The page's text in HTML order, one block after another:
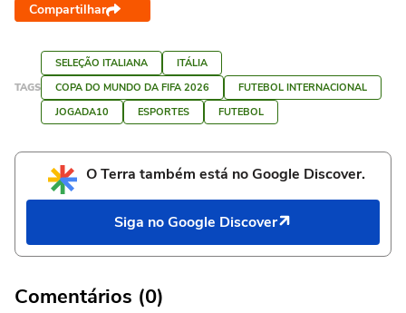
Compartilhar
TAGS
SELEÇÃO ITALIANA
ITÁLIA
COPA DO MUNDO DA FIFA 2026
FUTEBOL INTERNACIONAL
JOGADA10
ESPORTES FUTEBOL
O Terra também está no Google Discover.
Siga no Google Discover
Comentários (0)